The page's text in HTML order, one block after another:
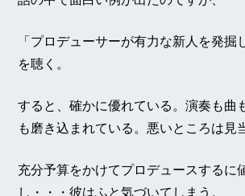
「プロデューサーが有力な新人を発掘
を聴く。
すると、確かに優れている。演奏も曲
も磨き込まれている。悪いところは見
充分予算をかけてプロデュースするに
し・・・彼はふと気づいてしまう。